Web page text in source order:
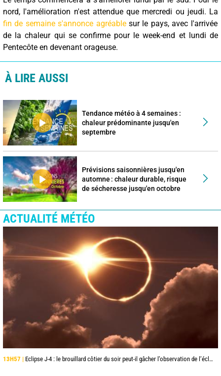
nord, l'amélioration n'est attendue que mercredi ou jeudi. La
fin de semaine s'annonce agréable sur le pays, avec l'arrivée
de la chaleur qui se confirme pour le week-end et lundi de
Pentecôte en devenant orageuse.
À LIRE AUSSI
Tendance météo à 4 semaines :
chaleur prédominante jusqu'en
septembre
Prévisions saisonnières jusqu'en
automne : chaleur durable, risque
de sécheresse jusqu'en octobre
ACTUALITÉ MÉTÉO
13H57 | Eclipse J-4 : le brouillard côtier du soir peut-il gâcher l’observation de l’éclipse à la plage ?